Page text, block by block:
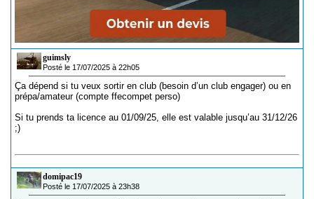
guimsly
Posté le 17/07/2025 à 22h05
Ça dépend si tu veux sortir en club (besoin d’un club engager) ou en
prépa/amateur (compte ffecompet perso)
Si tu prends ta licence au 01/09/25, elle est valable jusqu’au 31/12/26
;)
domipac19
Posté le 17/07/2025 à 23h38